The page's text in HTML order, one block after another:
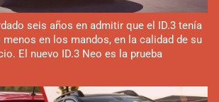
seis años en admitir que el ID.3 tenía
en los mandos, en la calidad de su
El nuevo ID.3 Neo es la prueba